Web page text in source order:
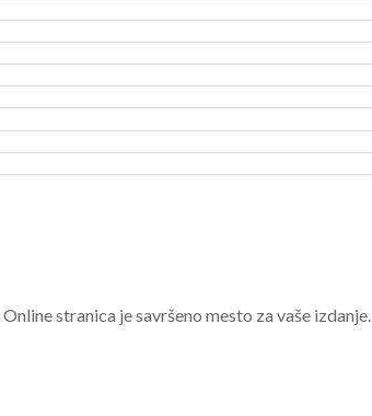
stranica je savršeno mesto za vaše izdanje.